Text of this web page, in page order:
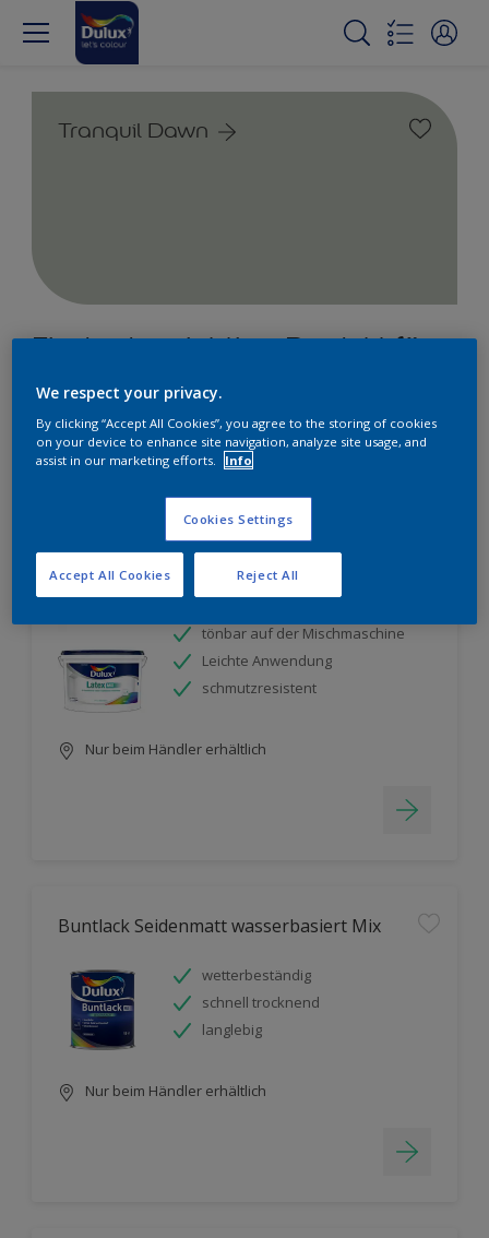
Tranquil Dawn
Finde das richtige Produkt für
dein Projekt
3Produkt/e gefunden
Filter
Latex Seidenglanz Mix
tönbar auf der Mischmaschine
Leichte Anwendung
schmutzresistent
Nur beim Händler erhältlich
Buntlack Seidenmatt wasserbasiert Mix
wetterbeständig
schnell trocknend
langlebig
Nur beim Händler erhältlich
We respect your privacy.
By clicking “Accept All Cookies”, you agree to the storing of cookies
on your device to enhance site navigation, analyze site usage, and
assist in our marketing efforts.
Info
Cookies Settings
Reject All
Accept All Cookies